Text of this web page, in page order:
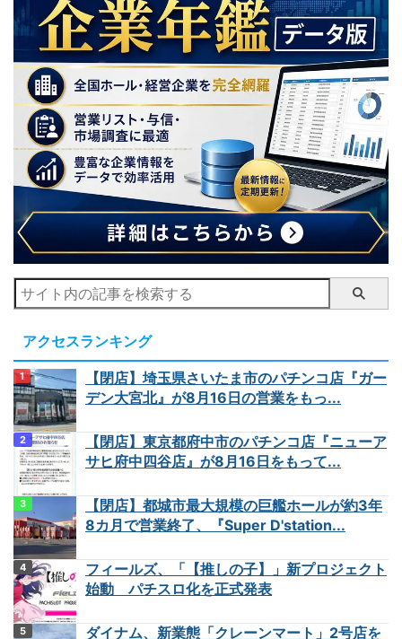
アクセスランキング
【閉店】埼玉県さいたま市のパチンコ店『ガー
デン大宮北』が8月16日の営業をもっ...
【閉店】東京都府中市のパチンコ店『ニューア
サヒ府中四谷店』が8月16日をもって...
【閉店】都城市最大規模の巨艦ホールが約3年
8カ月で営業終了、『Super D'station...
フィールズ、「【推しの子】」新プロジェクト
始動 パチスロ化を正式発表
ダイナム、新業態「クレーンマート」2号店を